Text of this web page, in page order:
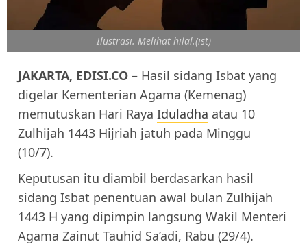
Ilustrasi. Melihat hilal.(ist)
JAKARTA, EDISI.CO – Hasil sidang Isbat yang
digelar Kementerian Agama (Kemenag)
memutuskan Hari Raya Iduladha atau 10
Zulhijah 1443 Hijriah jatuh pada Minggu
(10/7).
Keputusan itu diambil berdasarkan hasil
sidang Isbat penentuan awal bulan Zulhijah
1443 H yang dipimpin langsung Wakil Menteri
Agama Zainut Tauhid Sa’adi, Rabu (29/4).